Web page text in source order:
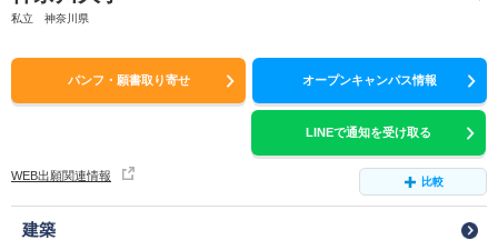
私立 神奈川県
パンフ・願書取り寄せ オープンキャンパス情報
LINEで通知を受け取る
WEB出願関連情報 比較
建築